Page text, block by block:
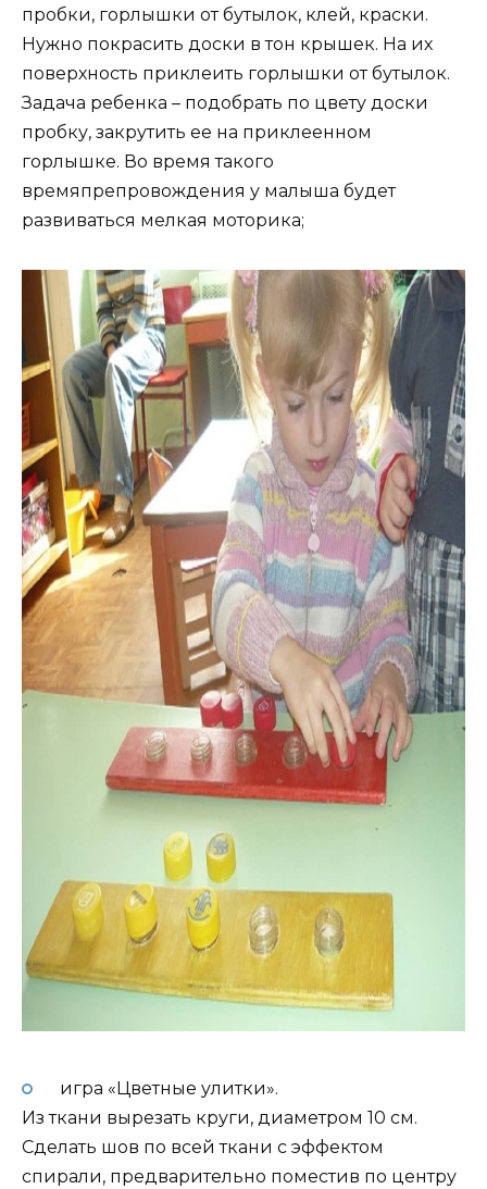
пробки, горлышки от бутылок, клей, краски.
Нужно покрасить доски в тон крышек. На их
поверхность приклеить горлышки от бутылок.
Задача ребенка – подобрать по цвету доски
пробку, закрутить ее на приклеенном
горлышке. Во время такого
времяпрепровождения у малыша будет
развиваться мелкая моторика;
игра «Цветные улитки».
Из ткани вырезать круги, диаметром 10 см.
Сделать шов по всей ткани с эффектом
спирали, предварительно поместив по центру